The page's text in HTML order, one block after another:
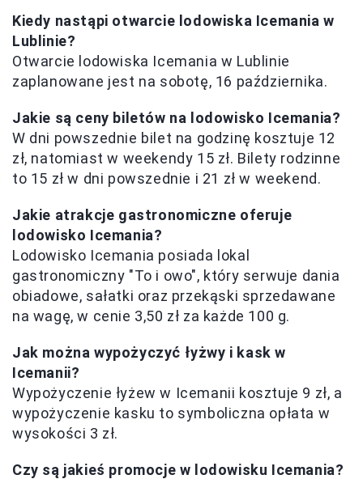
Kiedy nastąpi otwarcie lodowiska Icemania w
Lublinie?
Otwarcie lodowiska Icemania w Lublinie
zaplanowane jest na sobotę, 16 października.
Jakie są ceny biletów na lodowisko Icemania?
W dni powszednie bilet na godzinę kosztuje 12
zł, natomiast w weekendy 15 zł. Bilety rodzinne
to 15 zł w dni powszednie i 21 zł w weekend.
Jakie atrakcje gastronomiczne oferuje
lodowisko Icemania?
Lodowisko Icemania posiada lokal
gastronomiczny "To i owo", który serwuje dania
obiadowe, sałatki oraz przekąski sprzedawane
na wagę, w cenie 3,50 zł za każde 100 g.
Jak można wypożyczyć łyżwy i kask w
Icemanii?
Wypożyczenie łyżew w Icemanii kosztuje 9 zł, a
wypożyczenie kasku to symboliczna opłata w
wysokości 3 zł.
Czy są jakieś promocje w lodowisku Icemania?